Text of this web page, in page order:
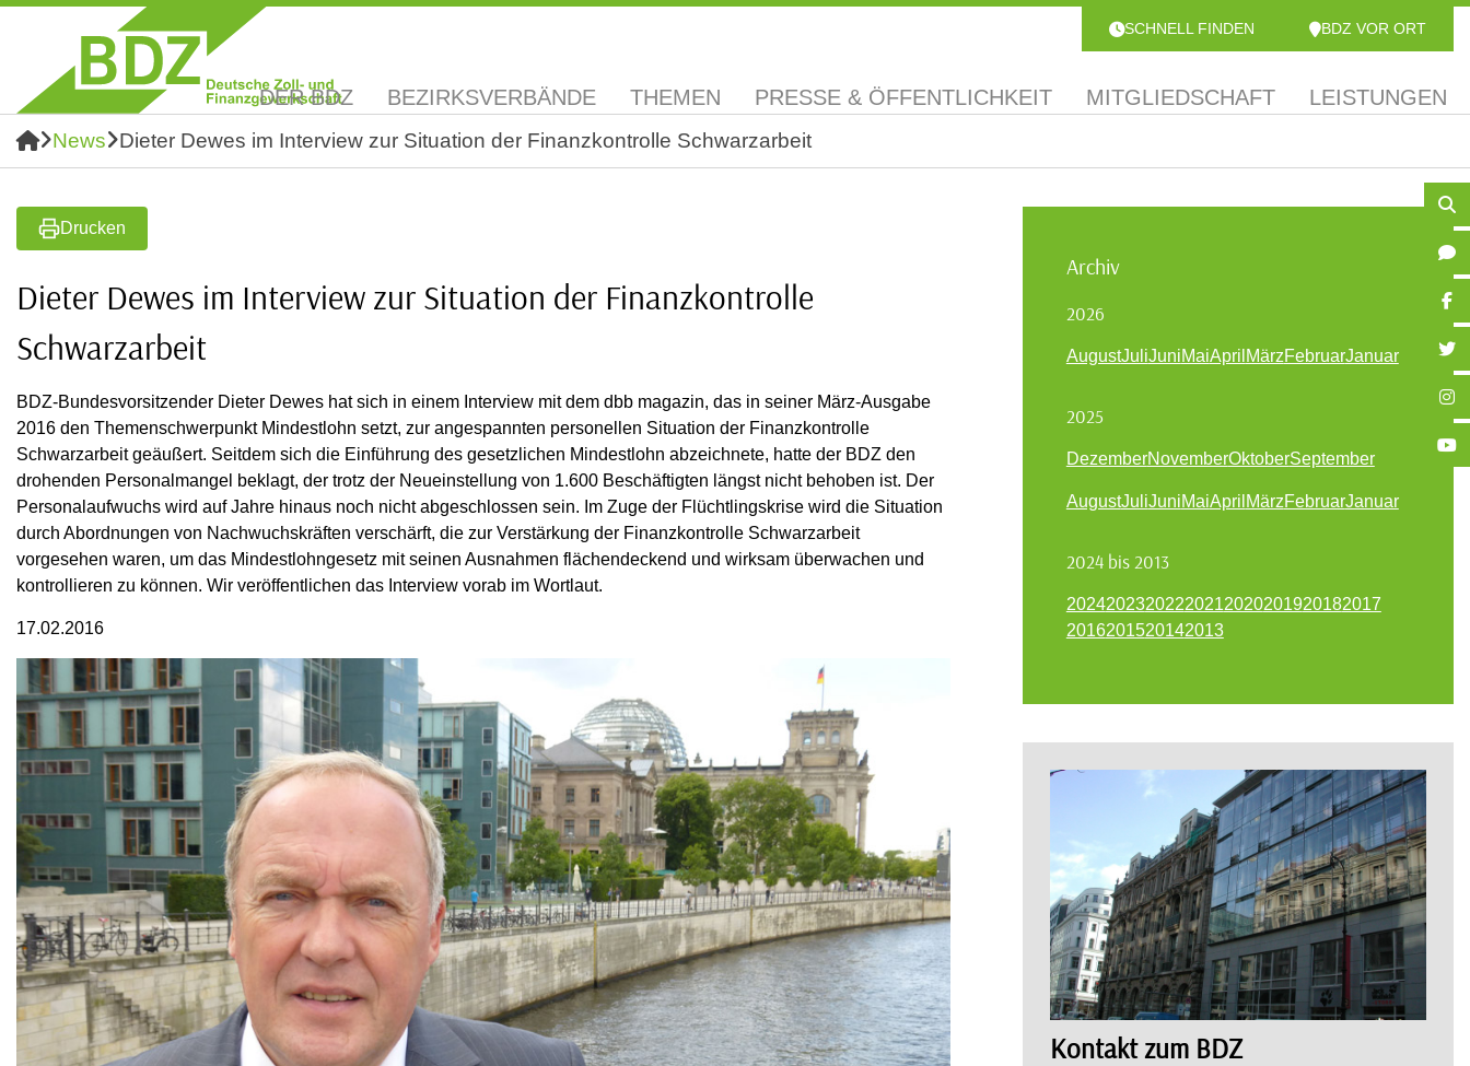
SCHNELL FINDEN BDZ VOR ORT
DER BDZ BEZIRKSVERBÄNDE THEMEN PRESSE & ÖFFENTLICHKEIT MITGLIEDSCHAFT LEISTUNGEN
News Dieter Dewes im Interview zur Situation der Finanzkontrolle Schwarzarbeit
Drucken
Dieter Dewes im Interview zur Situation der Finanzkontrolle
Schwarzarbeit
BDZ-Bundesvorsitzender Dieter Dewes hat sich in einem Interview mit dem dbb magazin, das in seiner März-Ausgabe
2016 den Themenschwerpunkt Mindestlohn setzt, zur angespannten personellen Situation der Finanzkontrolle
Schwarzarbeit geäußert. Seitdem sich die Einführung des gesetzlichen Mindestlohn abzeichnete, hatte der BDZ den
drohenden Personalmangel beklagt, der trotz der Neueinstellung von 1.600 Beschäftigten längst nicht behoben ist. Der
Personalaufwuchs wird auf Jahre hinaus noch nicht abgeschlossen sein. Im Zuge der Flüchtlingskrise wird die Situation
durch Abordnungen von Nachwuchskräften verschärft, die zur Verstärkung der Finanzkontrolle Schwarzarbeit
vorgesehen waren, um das Mindestlohngesetz mit seinen Ausnahmen flächendeckend und wirksam überwachen und
kontrollieren zu können. Wir veröffentlichen das Interview vorab im Wortlaut.
17.02.2016
Archiv
2026
AugustJuliJuniMaiApril MärzFebruarJanuar
2025
DezemberNovemberOktoberSeptember
AugustJuliJuniMaiApril MärzFebruarJanuar
2024 bis 2013
20242023202220212020201920182017
2016201520142013
Kontakt zum BDZ